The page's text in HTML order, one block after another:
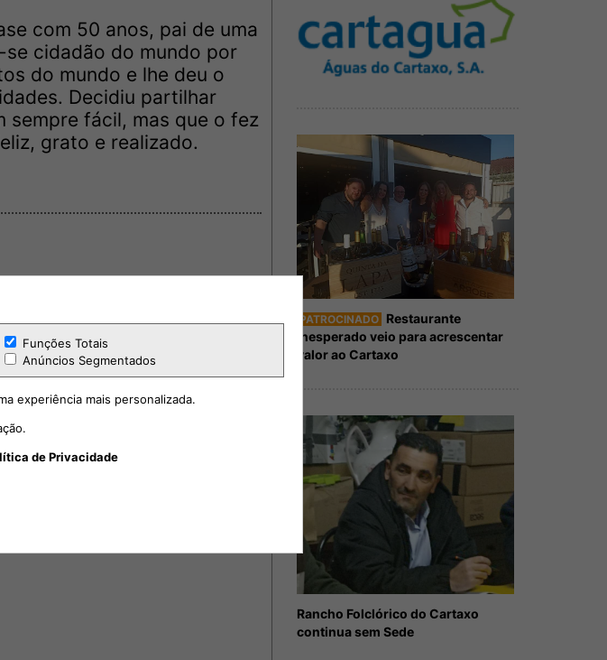
com 50 anos, pai de uma
cidadão do mundo por
do mundo e lhe deu o
Decidiu partilhar
sempre fácil, mas que o fez
grato e realizado.
PATROCINADO Restaurante
Inesperado veio para acrescentar
valor ao Cartaxo
Rancho Folclórico do Cartaxo
continua sem Sede
Funções Totais
Anúncios Segmentados
experiência mais personalizada.
de Privacidade